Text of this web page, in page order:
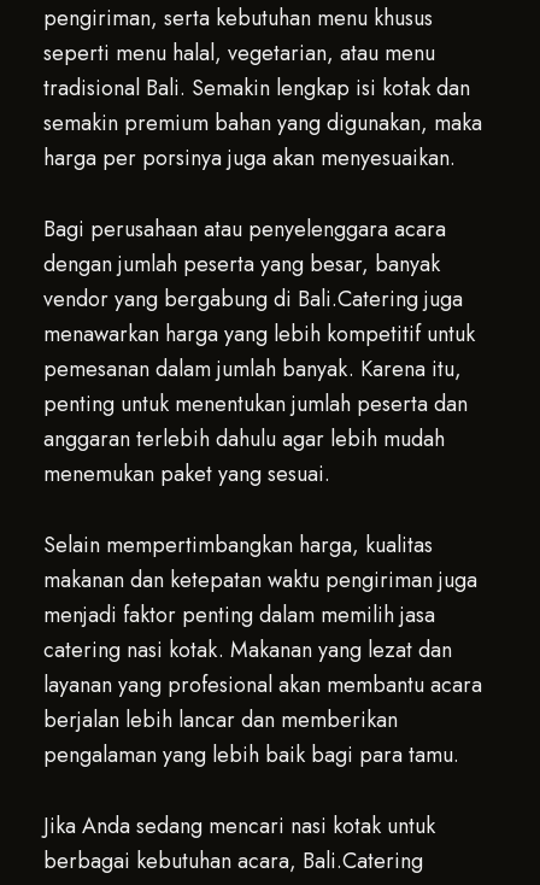
pengiriman, serta kebutuhan menu khusus
seperti menu halal, vegetarian, atau menu
tradisional Bali. Semakin lengkap isi kotak dan
semakin premium bahan yang digunakan, maka
harga per porsinya juga akan menyesuaikan.
Bagi perusahaan atau penyelenggara acara
dengan jumlah peserta yang besar, banyak
vendor yang bergabung di Bali.Catering juga
menawarkan harga yang lebih kompetitif untuk
pemesanan dalam jumlah banyak. Karena itu,
penting untuk menentukan jumlah peserta dan
anggaran terlebih dahulu agar lebih mudah
menemukan paket yang sesuai.
Selain mempertimbangkan harga, kualitas
makanan dan ketepatan waktu pengiriman juga
menjadi faktor penting dalam memilih jasa
catering nasi kotak. Makanan yang lezat dan
layanan yang profesional akan membantu acara
berjalan lebih lancar dan memberikan
pengalaman yang lebih baik bagi para tamu.
Jika Anda sedang mencari nasi kotak untuk
berbagai kebutuhan acara, Bali.Catering